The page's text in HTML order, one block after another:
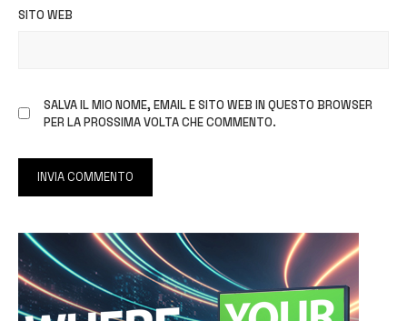
SITO WEB
SALVA IL MIO NOME, EMAIL E SITO WEB IN QUESTO BROWSER
PER LA PROSSIMA VOLTA CHE COMMENTO.